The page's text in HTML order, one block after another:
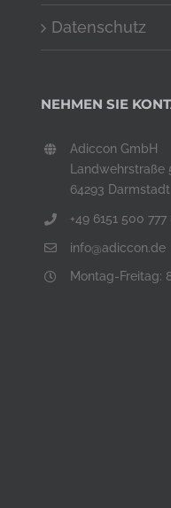
Datenschutz
NEHMEN SIE
Adiccon GmbH
Landwehrstraße
64293 Darmstadt
+49 6151 500 777
info@adiccon.de
Montag-Freitag: